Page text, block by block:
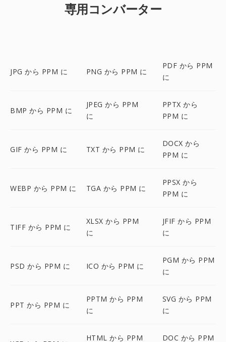
専用コンバーター
JPG から PPM に PNG から PPM に
PDF から PPM
に
BMP から PPM に
JPEG から PPM
に
PPTX から
PPM に
GIF から PPM に TXT から PPM に
DOCX から
PPM に
WEBP から PPM に TGA から PPM に
PPSX から
PPM に
TIFF から PPM に
XLSX から PPM
に
JFIF から PPM
に
PSD から PPM に ICO から PPM に
PGM から PPM
に
PPT から PPM に
PPTM から PPM
に
SVG から PPM
に
HTML から PPM
DOC から PPM